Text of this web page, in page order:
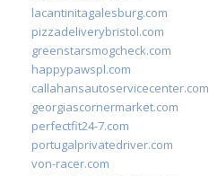
lacantinitagalesburg.com
pizzadeliverybristol.com
greenstarsmogcheck.com
happypawspl.com
callahansautoservicecenter.com
georgiascornermarket.com
perfectfit24-7.com
portugalprivatedriver.com
von-racer.com